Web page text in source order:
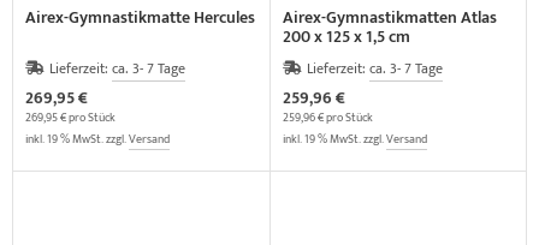
Airex-Gymnastikmatte Hercules
Lieferzeit: ca. 3- 7 Tage
269,95 €
269,95 € pro Stück
inkl. 19 % MwSt. zzgl.Versand
Airex-Gymnastikmatten Atlas
200 x 125 x 1,5 cm
Lieferzeit: ca. 3- 7 Tage
259,96 €
259,96 € pro Stück
inkl. 19 % MwSt. zzgl.Versand